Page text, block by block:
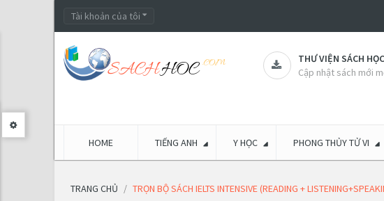
Tài khoản của tôi
THƯ VIỆN SÁCH
Cập nhật sách mới
HOME TIẾNG ANH Y HỌC PHONG THỦY TỬ VI
TRANG CHỦ TRỌN BỘ SÁCH IELTS INTENSIVE (READING +